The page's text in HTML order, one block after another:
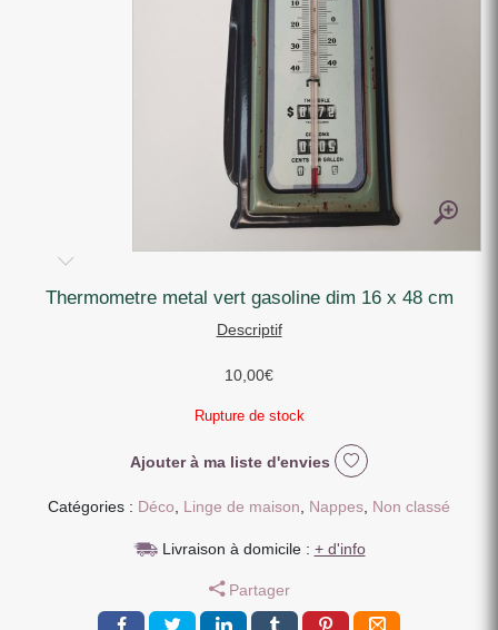
thermometre metal vert gasoline dim 16 x 48 cm
Descriptif
10,00€
Rupture de stock
Ajouter à ma liste d'envies
Catégories : Déco Linge de maison Nappes Non classé
Livraison à domicile : + d'info
Partager